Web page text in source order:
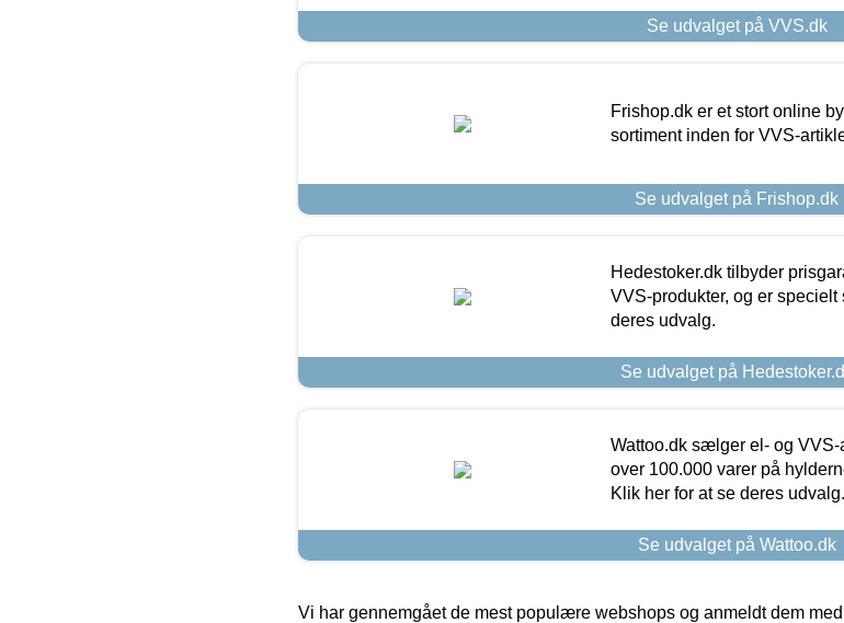
Se udvalget på VVS.dk
Frishop.dk er et stort online
sortiment inden for VVS-
Se udvalget på Frishop.dk
Hedestoker.dk tilbyder
VVS-produkter, og er
deres udvalg.
Se udvalget på
Wattoo.dk sælger el- og VVS-
over 100.000 varer på
Klik her for at se deres udvalg.
Se udvalget på Wattoo.dk
Vi har gennemgået de mest populære webshops og anmeldt dem